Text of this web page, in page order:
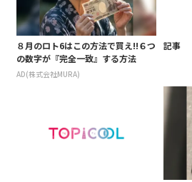
８月のロト6はこの方法で買え!!６つ
の数字が『完全一致』する方法
AD(株式会社MURA)
記事